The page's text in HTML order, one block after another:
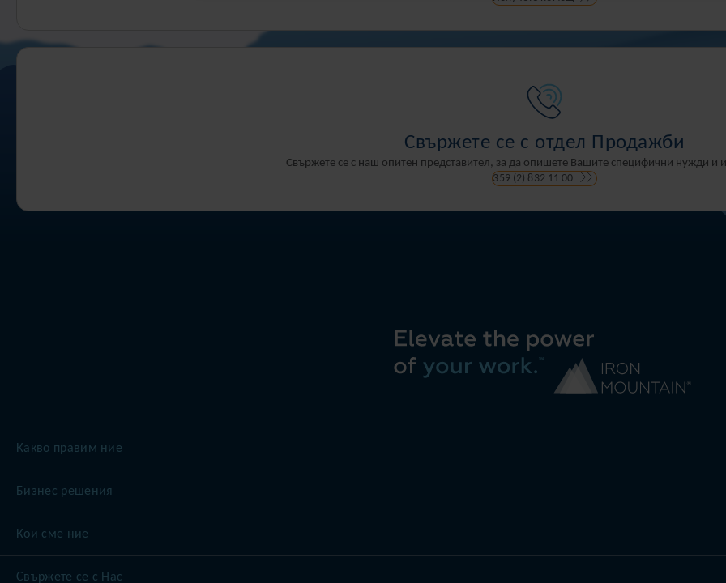
Свържете се с отдел Продажби
Свържете се с наш опитен представител, за да опишете Вашите специфични нужди и
359 (2) 832 11 00
Какво правим ние
Бизнес решения
Кои сме ние
Свържете се с Нас